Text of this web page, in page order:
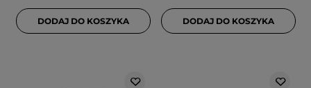
DODAJ DO KOSZYKA DODAJ DO KOSZYKA